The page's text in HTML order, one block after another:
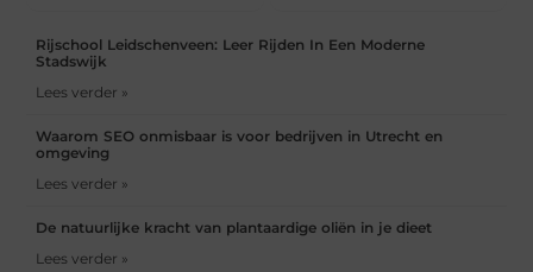
Rijschool Leidschenveen: Leer Rijden In Een Moderne
Stadswijk
Lees verder »
Waarom SEO onmisbaar is voor bedrijven in Utrecht en
omgeving
Lees verder »
De natuurlijke kracht van plantaardige oliën in je dieet
Lees verder »